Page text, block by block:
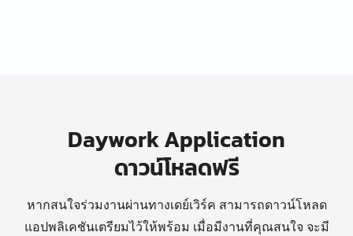
Daywork Application
ดาวน์โหลดฟรี
หากสนใจร่วมงานผ่านทางเดย์เวิร์ค สามารถดาวน์โหลด
แอปพลิเคชันเตรียมไว้ให้พร้อม เมื่อมีงานที่คุณสนใจ จะมี